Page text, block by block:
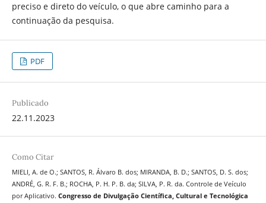
preciso e direto do veículo, o que abre caminho para a
continuação da pesquisa.
PDF
Publicado
22.11.2023
Como Citar
MIELI, A. de O.; SANTOS, R. Álvaro B. dos; MIRANDA, B. D.; SANTOS, D. S. dos;
ANDRÉ, G. R. F. B.; ROCHA, P. H. P. B. da; SILVA, P. R. da. Controle de Veículo
por Aplicativo. Congresso de Divulgação Científica, Cultural e Tecnológica